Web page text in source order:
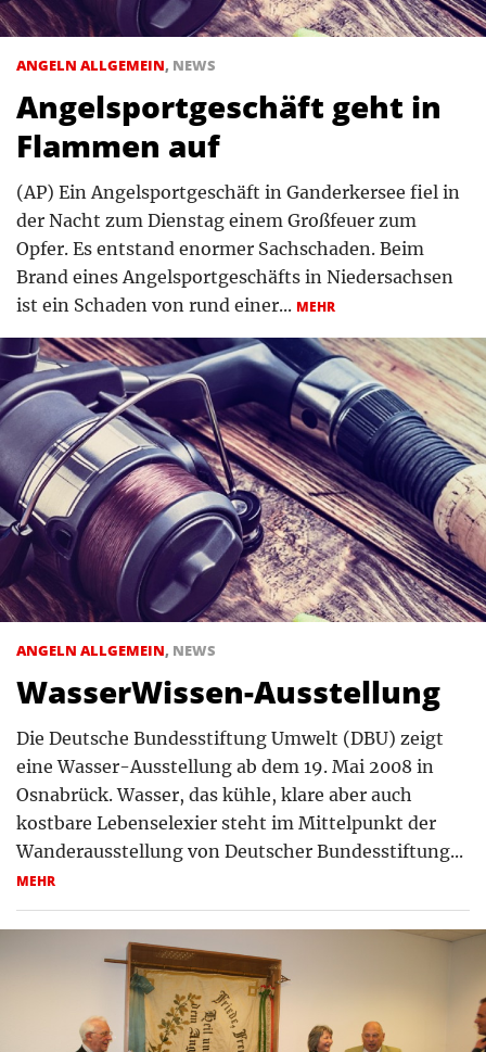
ANGELN ALLGEMEIN, NEWS
Angelsportgeschäft geht in
Flammen auf
(AP) Ein Angelsportgeschäft in Ganderkersee fiel in
der Nacht zum Dienstag einem Großfeuer zum
Opfer. Es entstand enormer Sachschaden. Beim
Brand eines Angelsportgeschäfts in Niedersachsen
ist ein Schaden von rund einer... MEHR
ANGELN ALLGEMEIN, NEWS
WasserWissen-Ausstellung
Die Deutsche Bundesstiftung Umwelt (DBU) zeigt
eine Wasser-Ausstellung ab dem 19. Mai 2008 in
Osnabrück. Wasser, das kühle, klare aber auch
kostbare Lebenselexier steht im Mittelpunkt der
Wanderausstellung von Deutscher Bundesstiftung...
MEHR